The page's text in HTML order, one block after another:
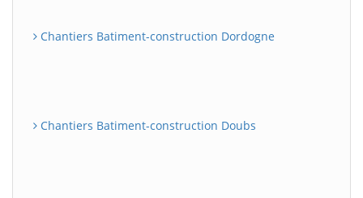
Chantiers Batiment-construction Dordogne
Chantiers Batiment-construction Doubs